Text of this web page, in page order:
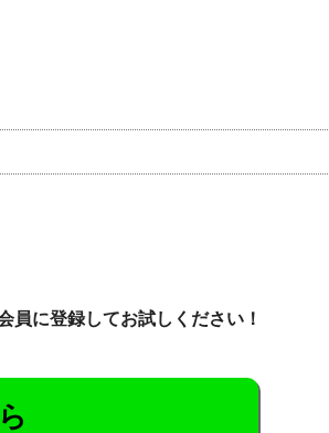
員に登録してお試しください！